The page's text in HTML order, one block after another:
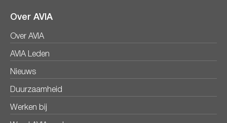
Over AVIA
Over AVIA
AVIA Leden
Nieuws
Duurzaamheid
Werken bij